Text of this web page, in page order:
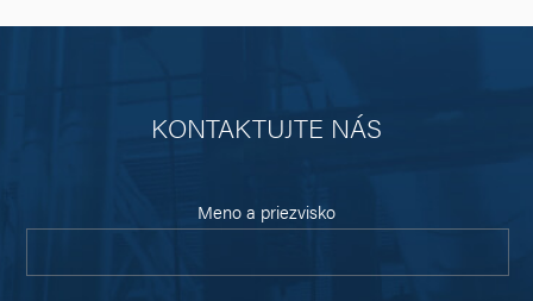
KONTAKTUJTE NÁS
Meno a priezvisko